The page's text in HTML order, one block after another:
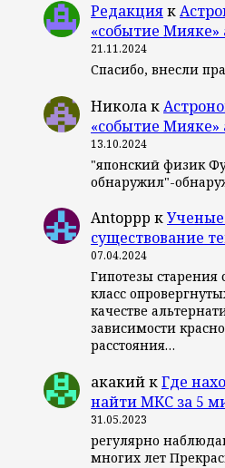
Редакцияк
«событие
21.11.2024
Спасибо, внесли
Николак
«событие
13.10.2024
"японский физик
обнаружил"-
Antoppp кУченые
существование
07.04.2024
Гипотезы
класс
качестве
зависимости
расстояния…
акакийкГде
найти МКС за 5
31.05.2023
регулярно
многих лет